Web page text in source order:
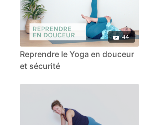
44
Reprendre le Yoga en douceur
et sécurité